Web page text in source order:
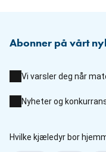
Abonner på vårt
Vi varsler deg når
Nyheter og
Hvilke kjæledyr bor